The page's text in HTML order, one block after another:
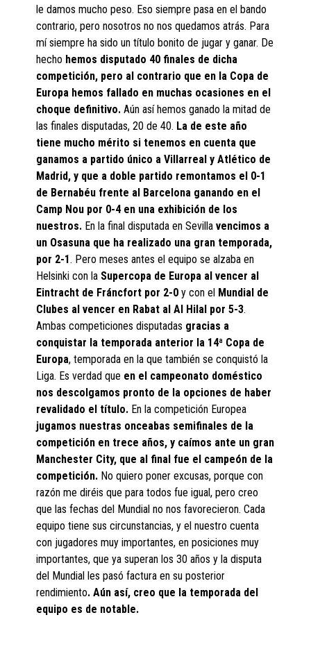
le damos mucho peso. Eso siempre pasa en el bando
contrario, pero nosotros no nos quedamos atrás. Para
mí siempre ha sido un título bonito de jugar y ganar. De
hecho hemos disputado 40 finales de dicha
competición, pero al contrario que en la Copa de
Europa hemos fallado en muchas ocasiones en el
choque definitivo. Aún así hemos ganado la mitad de
las finales disputadas, 20 de 40. La de este año
tiene mucho mérito si tenemos en cuenta que
ganamos a partido único a Villarreal y Atlético de
Madrid, y que a doble partido remontamos el 0-1
de Bernabéu frente al Barcelona ganando en el
Camp Nou por 0-4 en una exhibición de los
nuestros. En la final disputada en Sevillavencimos a
un Osasuna que ha realizado una gran temporada,
por 2-1. Pero meses antes el equipo se alzaba en
Helsinki con la Supercopa de Europa al vencer al
Eintracht de Fráncfort por 2-0 y con el Mundial de
Clubes al vencer en Rabat al Al Hilal por 5-3.
Ambas competiciones disputadas gracias a
conquistar la temporada anterior la 14ª Copa de
Europa, temporada en la que también se conquistó la
Liga. Es verdad que en el campeonato doméstico
nos descolgamos pronto de la opciones de haber
revalidado el título. En la competición Europea
jugamos nuestras onceabas semifinales de la
competición en trece años, y caímos ante un gran
Manchester City, que al final fue el campeón de la
competición. No quiero poner excusas, porque con
razón me diréis que para todos fue igual, pero creo
que las fechas del Mundial no nos favorecieron. Cada
equipo tiene sus circunstancias, y el nuestro cuenta
con jugadores muy importantes, en posiciones muy
importantes, que ya superan los 30 años y la disputa
del Mundial les pasó factura en su posterior
rendimiento. Aún así, creo que la temporada del
equipo es de notable.